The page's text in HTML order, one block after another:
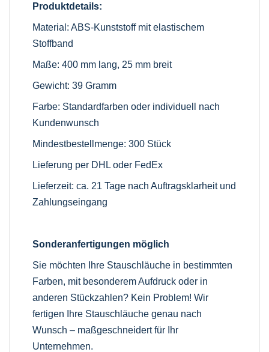
Produktdetails:
Material: ABS-Kunststoff mit elastischem
Stoffband
Maße: 400 mm lang, 25 mm breit
Gewicht: 39 Gramm
Farbe: Standardfarben oder individuell nach
Kundenwunsch
Mindestbestellmenge: 300 Stück
Lieferung per DHL oder FedEx
Lieferzeit: ca. 21 Tage nach Auftragsklarheit und
Zahlungseingang
Sonderanfertigungen möglich
Sie möchten Ihre Stauschläuche in bestimmten
Farben, mit besonderem Aufdruck oder in
anderen Stückzahlen? Kein Problem! Wir
fertigen Ihre Stauschläuche genau nach
Wunsch – maßgeschneidert für Ihr
Unternehmen.